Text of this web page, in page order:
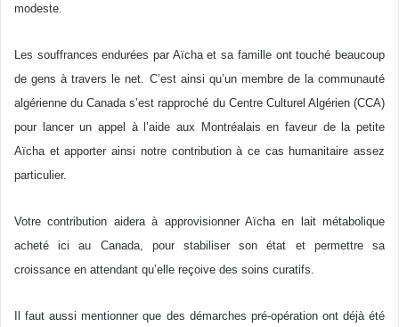
modeste.
Les souffrances endurées par Aïcha et sa famille ont touché beaucoup
de gens à travers le net. C’est ainsi qu’un membre de la communauté
algérienne du Canada s’est rapproché du Centre Culturel Algérien (CCA)
pour lancer un appel à l’aide aux Montréalais en faveur de la petite
Aïcha et apporter ainsi notre contribution à ce cas humanitaire assez
particulier.
Votre contribution aidera à approvisionner Aïcha en lait métabolique
acheté ici au Canada, pour stabiliser son état et permettre sa
croissance en attendant qu’elle reçoive des soins curatifs.
Il faut aussi mentionner que des démarches pré-opération ont déjà été